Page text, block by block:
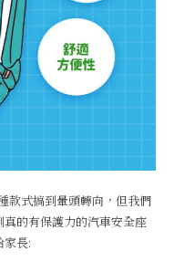
款式搞到暈頭轉向，但我們
的有保護力的汽車安全座
家長: